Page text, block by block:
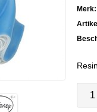
Merk: